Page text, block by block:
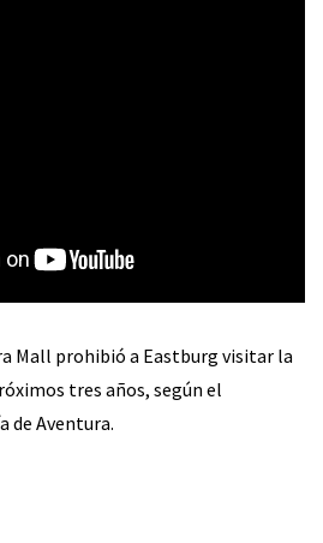
Mall prohibió a Eastburg visitar la
tres años, según el
de Aventura.